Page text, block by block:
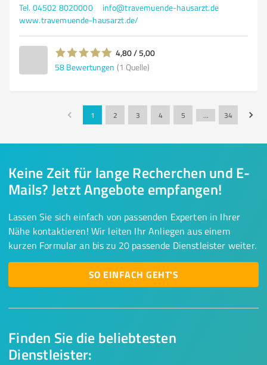
Tel. 04502 8020000
info@travemuende-hausarzt.de
www.travemuende-hausarzt.de/
4,80 / 5,00
58 Bewertungen (1 Quelle)
1 2 3 4 5 … 34
Finden Sie die beliebtesten
Dienstleister:
Keine Zeit für lange Recherchen und E-
Mails? Jetzt Angebote empfangen!
Lassen Sie sich einfach von passenden Experten in Ihrer
Nähe kontaktieren! Wir leiten Ihr Anliegen aus einem
kurzen Formular an bis zu 20 passende Dienstleister weiter.
SO EINFACH GEHT'S